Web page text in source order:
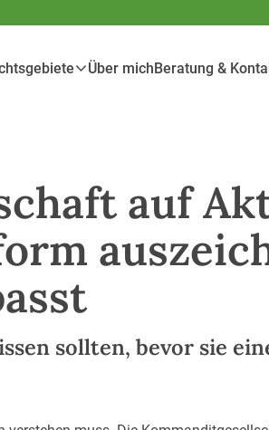
Über michBeratung &
auf
sollten, bevor sie